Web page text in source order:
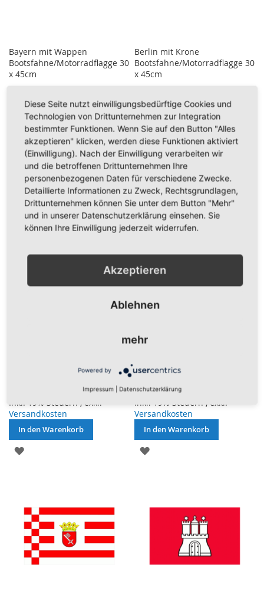
Bayern mit Wappen
Bootsfahne/Motorradflagge 30
x 45cm
Inkl. 19% Steuern,exkl.
Versandkosten
In den Warenkorb
ZUR
WUNSCHLISTE
HINZUFÜGEN
Berlin mit Krone
Bootsfahne/Motorradflagge 30
x 45cm
Inkl. 19% Steuern,exkl.
Versandkosten
In den Warenkorb
ZUR
WUNSCHLISTE
HINZUFÜGEN
Inkl. 19% Steuern , exkl.
Versandkosten
In den Warenkorb
ZUR
Brandenburg Landesdienst
5,95 €
Inkl. 19% Steuern , exkl.
Versandkosten
In den Warenkorb
ZUR
Diese Seite nutzt einwilligungsbedürftige Cookies und
Technologien von Drittunternehmen zur Integration
bestimmter Funktionen. Wenn Sie auf den Button "Alles
akzeptieren" klicken, werden diese Funktionen aktiviert
(Einwilligung). Nach der Einwilligung verarbeiten wir
und die betroffenen Drittunternehmen Ihre
personenbezogenen Daten für verschiedene Zwecke.
Detaillierte Informationen zu Zweck, Rechtsgrundlagen,
Drittunternehmen können Sie unter dem Button "Mehr"
und in unserer Datenschutzerklärung einsehen. Sie
können Ihre Einwilligung jederzeit widerrufen.
Akzeptieren
Ablehnen
mehr
Powered by
Impressum Datenschutzerklärung